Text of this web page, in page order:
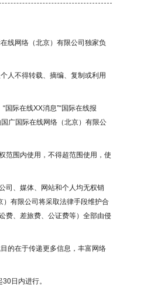
线网络（北京）有限公司独家负
人不得转载、摘编、复制或利用
国际在线XX消息”“国际在线报
广国际在线网络（北京）有限公
范围内使用，不得超范围使用，使
司、媒体、网站和个人均无权销
）有限公司将采取法律手段维护合
费、差旅费、公证费等）全部由侵
的在于传递更多信息，丰富网络
日内进行。